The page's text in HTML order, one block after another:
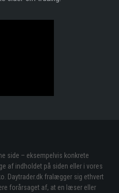
side – eksempelvis konkrete
af indholdet på siden eller i vores
Daytrader.dk fralægger sig ethvert
forårsaget af, at en læser eller